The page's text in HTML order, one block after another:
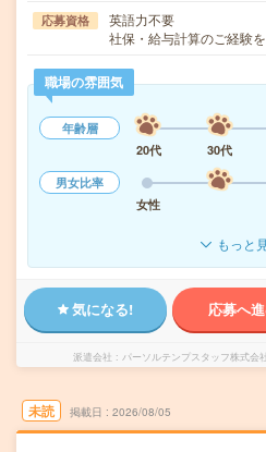
応募資格
英語力不要
社保・給与計算のご経験
職場の雰囲気
年齢層
20代
30代
男女比率
女性
もっと
気になる! 応募へ
派遣会社 パーソルテンプスタッフ株式会
未読 掲載日 2026/08/05